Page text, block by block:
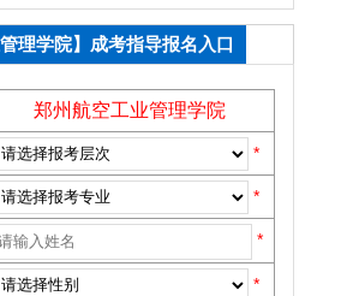
理学院】成考指导报名入口
郑州航空工业管理学院
*
*
*
*